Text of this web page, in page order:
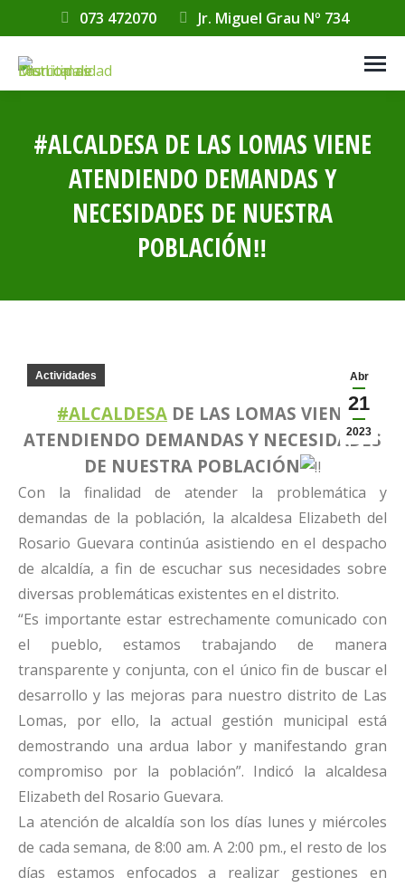
073 472070 Jr. Miguel Grau Nº 734
#ALCALDESA DE LAS LOMAS VIENE
ATENDIENDO DEMANDAS Y
NECESIDADES DE NUESTRA
POBLACIÓN‼️
Abr
21
2023
Actividades
#ALCALDESA DE LAS LOMAS VIENE
ATENDIENDO DEMANDAS Y NECESIDADES
DE NUESTRA POBLACIÓN
Con la finalidad de atender la problemática y
demandas de la población, la alcaldesa Elizabeth del
Rosario Guevara continúa asistiendo en el despacho
de alcaldía, a fin de escuchar sus necesidades sobre
diversas problemáticas existentes en el distrito.
“Es importante estar estrechamente comunicado con
el pueblo, estamos trabajando de manera
transparente y conjunta, con el único fin de buscar el
desarrollo y las mejoras para nuestro distrito de Las
Lomas, por ello, la actual gestión municipal está
demostrando una ardua labor y manifestando gran
compromiso por la población”. Indicó la alcaldesa
Elizabeth del Rosario Guevara.
La atención de alcaldía son los días lunes y miércoles
de cada semana, de 8:00 am. A 2:00 pm., el resto de los
días estamos enfocados a realizar gestiones en